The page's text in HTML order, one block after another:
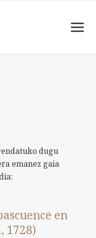
dugu
emanez gaia
en
1728)